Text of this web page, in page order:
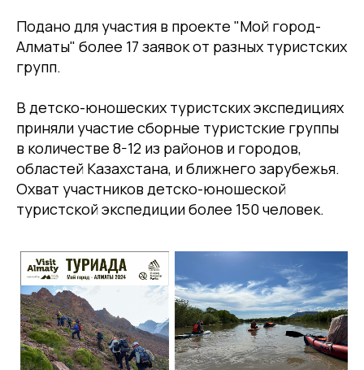
Подано для участия в проекте "Мой город-
Алматы" более 17 заявок от разных туристских
групп.
В детско-юношеских туристских экспедициях
приняли участие сборные туристские группы
в количестве 8-12 из районов и городов,
областей Казахстана, и ближнего зарубежья.
Охват участников детско-юношеской
туристской экспедиции более 150 человек.